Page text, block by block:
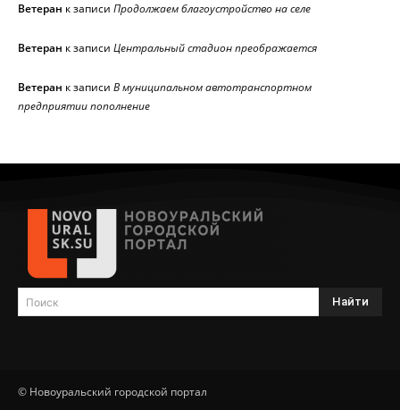
Ветеран к записи Продолжаем благоустройство на селе
Ветеран к записи Центральный стадион преображается
Ветеран к записи В муниципальном автотранспортном
предприятии пополнение
Поиск Найти
© Новоуральский городской портал